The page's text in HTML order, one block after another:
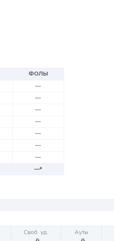
ФОЛЫ
—
—
—
—
—
—
—
—*
Своб. уд. Ауты